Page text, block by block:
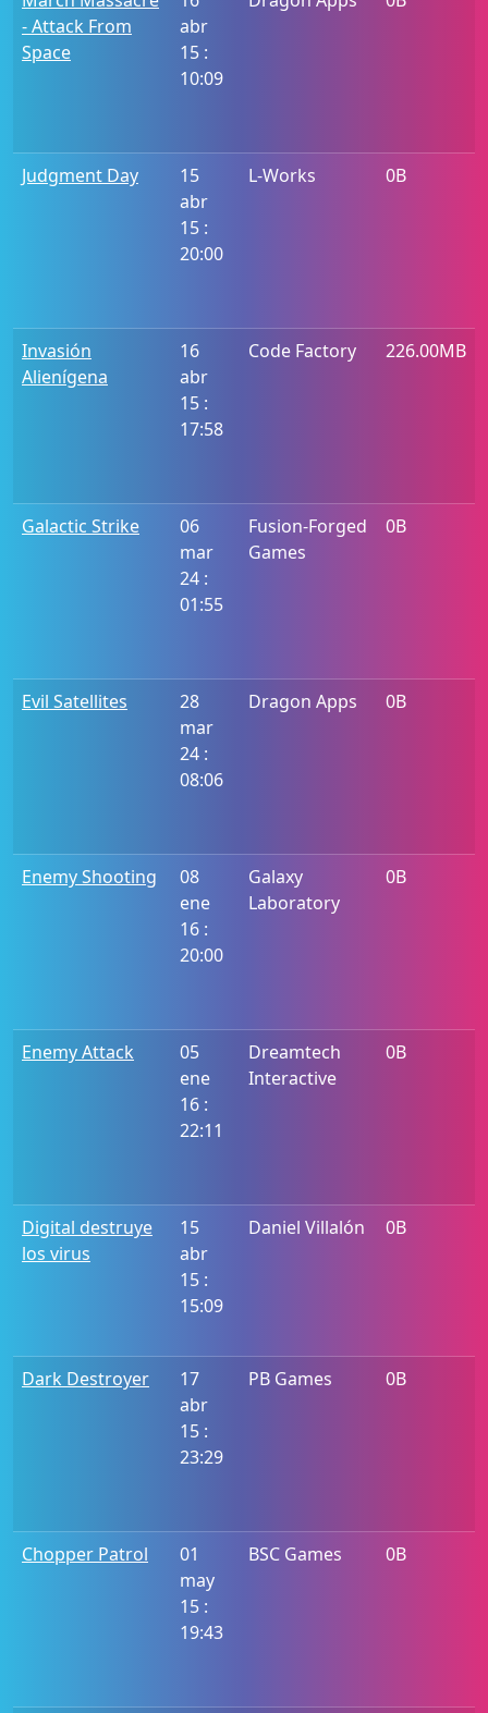
- Attack From
Space
abr
15 :
10:09
Judgment Day
15
abr
15 :
20:00
L-Works 0B
Invasión
Alienígena
16
abr
15 :
17:58
Code Factory 226.00MB
Galactic Strike
06
mar
24 :
01:55
Fusion-Forged
Games
0B
Evil Satellites
28
mar
24 :
08:06
Dragon Apps 0B
Enemy Shooting
08
ene
16 :
20:00
Galaxy
Laboratory
0B
Enemy Attack
05
ene
16 :
22:11
Dreamtech
Interactive
0B
Digital destruye
los virus
15
abr
15 :
15:09
Daniel Villalón 0B
Dark Destroyer
17
abr
15 :
23:29
PB Games 0B
Chopper Patrol
01
may
15 :
19:43
BSC Games 0B